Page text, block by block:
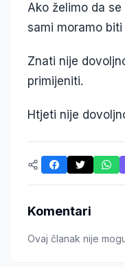
Ako želimo da
sami moramo
Znati nije
primijeniti.
Htjeti nije
Komentari
Ovaj članak nije